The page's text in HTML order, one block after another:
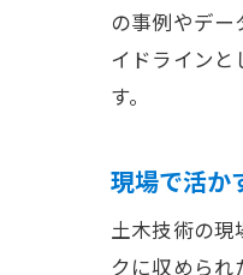
の事例やデ
イドラインと
す。
現場で活か
土木技術の現
クに収めら